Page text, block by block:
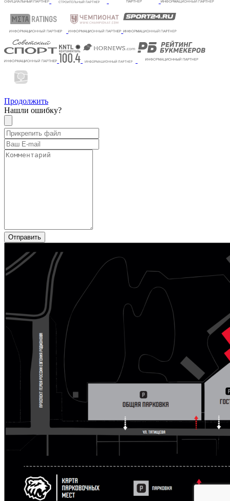
Продолжить
Нашли ошибку?